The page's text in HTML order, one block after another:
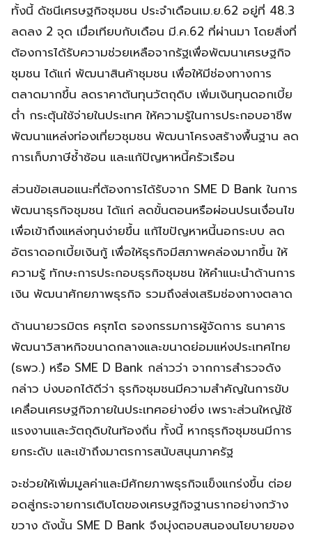
ทั้งนี้ ดัชนีเศรษฐกิจชุมชน ประจำเดือนเม.ย.62 อยู่ที่ 48.3
ลดลง 2 จุด เมื่อเทียบกับเดือน มี.ค.62 ที่ผ่านมา โดยสิ่งที่
ต้องการได้รับความช่วยเหลือจากรัฐเพื่อพัฒนาเศรษฐกิจ
ชุมชน ได้แก่ พัฒนาสินค้าชุมชน เพื่อให้มีช่องทางการ
ตลาดมากขึ้น ลดราคาต้นทุนวัตถุดิบ เพิ่มเงินทุนดอกเบี้ย
ต่ำ กระตุ้นใช้จ่ายในประเทศ ให้ความรู้ในการประกอบอาชีพ
พัฒนาแหล่งท่องเที่ยวชุมชน พัฒนาโครงสร้างพื้นฐาน ลด
การเก็บภาษีซ้ำซ้อน และแก้ปัญหาหนี้ครัวเรือน
ส่วนข้อเสนอแนะที่ต้องการได้รับจาก SME D Bank ในการ
พัฒนาธุรกิจชุมชน ได้แก่ ลดขั้นตอนหรือผ่อนปรนเงื่อนไข
เพื่อเข้าถึงแหล่งทุนง่ายขึ้น แก้ไขปัญหาหนี้นอกระบบ ลด
อัตราดอกเบี้ยเงินกู้ เพื่อให้ธุรกิจมีสภาพคล่องมากขึ้น ให้
ความรู้ ทักษะการประกอบธุรกิจชุมชน ให้คำแนะนำด้านการ
เงิน พัฒนาศักยภาพธุรกิจ รวมถึงส่งเสริมช่องทางตลาด
ด้านนายวรมิตร ครุฑโต รองกรรมการผู้จัดการ ธนาคาร
พัฒนาวิสาหกิจขนาดกลางและขนาดย่อมแห่งประเทศไทย
(ธพว.) หรือ SME D Bank กล่าวว่า จากการสำรวจดัง
กล่าว บ่งบอกได้ดีว่า ธุรกิจชุมชนมีความสำคัญในการขับ
เคลื่อนเศรษฐกิจภายในประเทศอย่างยิ่ง เพราะส่วนใหญ่ใช้
แรงงานและวัตถุดิบในท้องถิ่น ทั้งนี้ หากธุรกิจชุมชนมีการ
ยกระดับ และเข้าถึงมาตรการสนับสนุนภาครัฐ
จะช่วยให้เพิ่มมูลค่าและมีศักยภาพธุรกิจแข็งแกร่งขึ้น ต่อย
อดสู่กระจายการเติบโตของเศรษฐกิจฐานรากอย่างกว้าง
ขวาง ดังนั้น SME D Bank จึงมุ่งตอบสนองนโยบายของ